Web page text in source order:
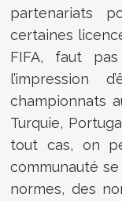
partenariats
certaines
FIFA, faut
l’impression
championnats
Turquie,
tout cas, on
communauté
normes, des